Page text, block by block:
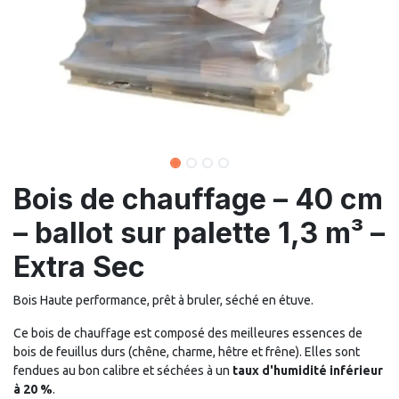
Bois de chauffage – 40 cm
– ballot sur palette 1,3 m³ –
Extra Sec
Bois Haute performance, prêt à bruler, séché en étuve.
Ce bois de chauffage est composé des meilleures essences de
bois de feuillus durs (chêne, charme, hêtre et frêne). Elles sont
fendues au bon calibre et séchées à un taux d'humidité inférieur
à 20 %.